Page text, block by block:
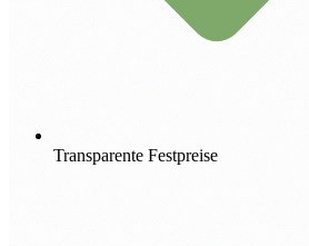
Transparente Festpreise